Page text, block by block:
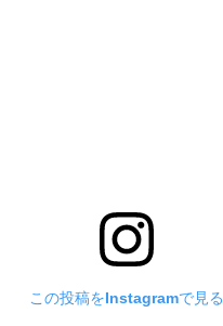
この投稿をInstagramで見る